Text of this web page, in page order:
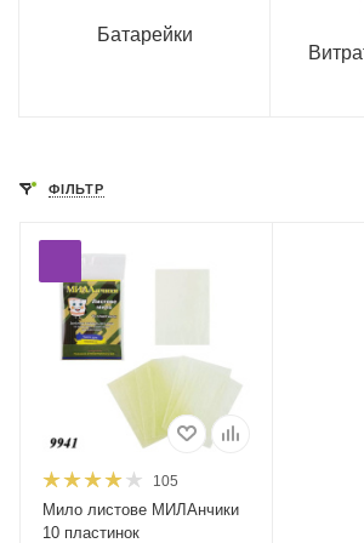
Батарейки
ФІЛЬТР
105
Мило листове МИЛАнчики
10 пластинок